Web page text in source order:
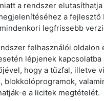
a rendszer elutasíthatja
a fejlesztő
legfrissebb
felhasználói oldalon
lépjenek kapcsolatba
hogy a tűzfal, illetve
blokkolóprogramok,
e a licitek megtételét.